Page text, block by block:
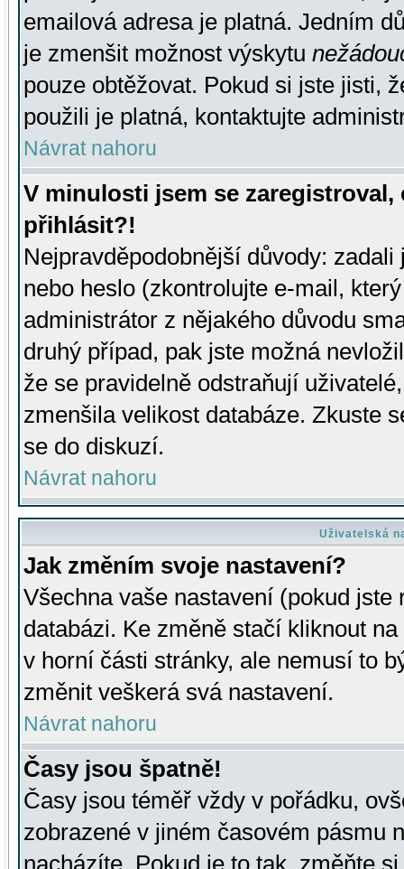
emailová adresa je platná. Jedním
je zmenšit možnost výskytu
pouze obtěžovat. Pokud si jste jisti,
použili je platná, kontaktujte
Návrat nahoru
V minulosti jsem se
přihlásit?!
Nejpravděpodobnější důvody:
nebo heslo (zkontrolujte e-mail,
administrátor z nějakého důvodu
druhý případ, pak jste možná
že se pravidelně odstraňují
zmenšila velikost databáze. Zkuste
se do diskuzí.
Návrat nahoru
Uživatelská
Jak změním svoje nastavení?
Všechna vaše nastavení (pokud
databázi. Ke změně stačí kliknout
v horní části stránky, ale nemusí to
změnit veškerá svá nastavení.
Návrat nahoru
Časy jsou špatně!
Časy jsou téměř vždy v pořádku,
zobrazené v jiném časovém pásmu
nacházíte. Pokud je to tak, změňte